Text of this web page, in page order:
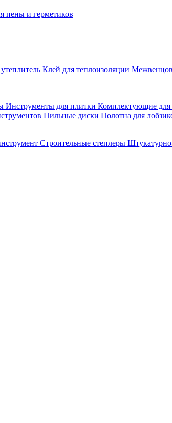
пены и герметиков
Клей для теплоизоляции
Инструменты для плитки Комплектующие для
Пильные диски Полотна для
Строительные степлеры